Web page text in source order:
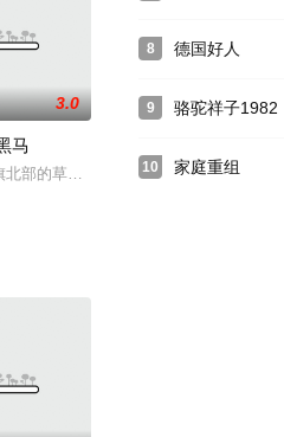
三，她还是把他抱回了家。村
。在学校里，方向面对反叛的学生赵
回来，就把装有秘密图纸的公文包丢
3.0
马
部的草原上，有着优良传统的“阿巴嘎
8 德国好人
9 骆驼祥子1982
10 家庭重组